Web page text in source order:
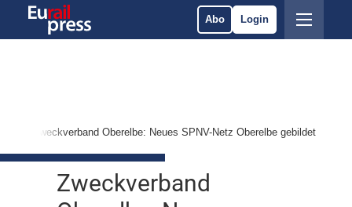
Abo Login
Zweckverband Oberelbe: Neues SPNV-Netz Oberelbe gebildet
Zweckverband